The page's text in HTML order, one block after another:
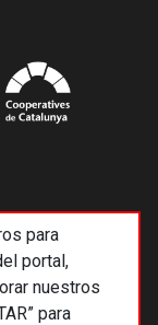
para
portal,
nuestros
para